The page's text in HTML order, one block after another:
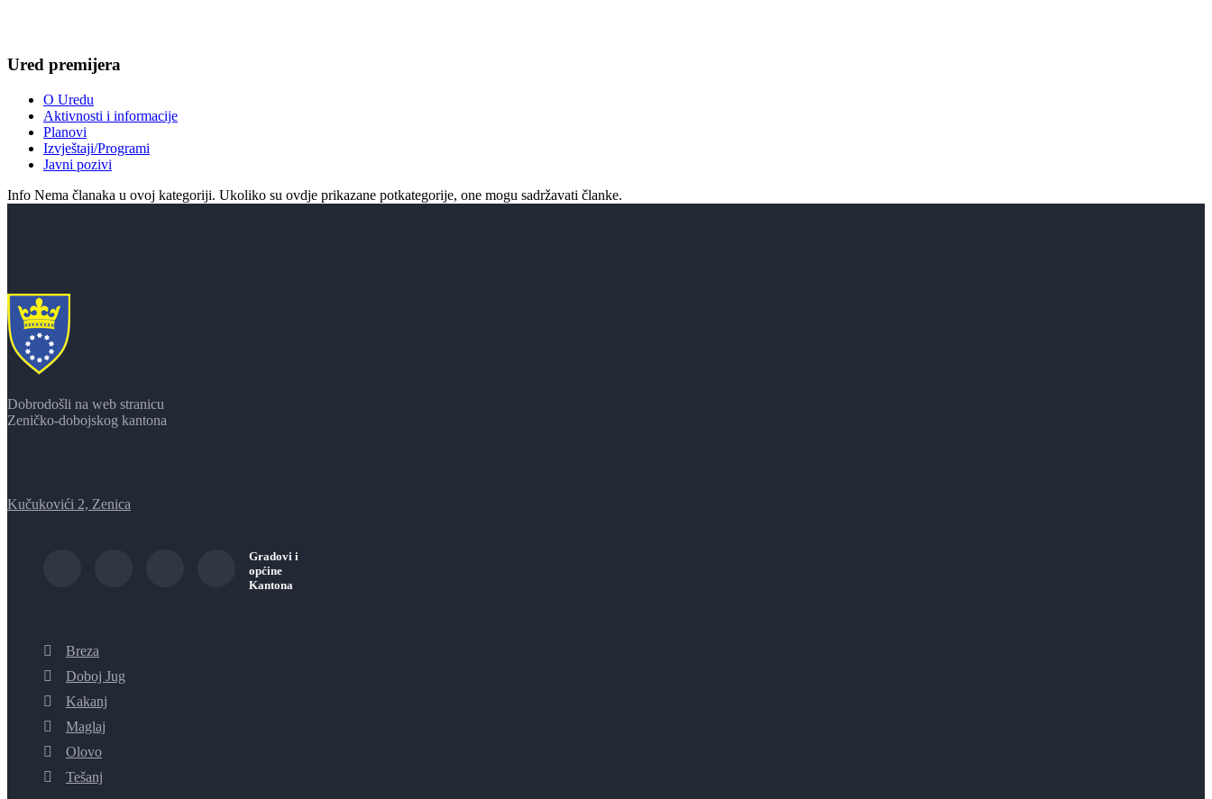
Ured premijera
O Uredu
Aktivnosti i informacije
Planovi
Izvještaji/Programi
Javni pozivi
Info Nema članaka u ovoj kategoriji. Ukoliko su ovdje prikazane potkategorije, one mogu sadržavati članke.
Dobrodošli na web stranicu
Zeničko-dobojskog kantona
Kučukovići 2, Zenica
Gradovi i
općine
Kantona
Breza
Doboj Jug
Kakanj
Maglaj
Olovo
Tešanj